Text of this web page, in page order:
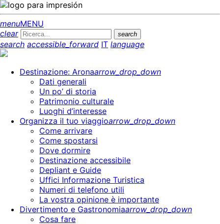
menuMENU
clear
search
search accessible_forward IT language
Destinazione: Aronaarrow_drop_down
Dati generali
Un po’ di storia
Patrimonio culturale
Luoghi d’interesse
Organizza il tuo viaggioarrow_drop_down
Come arrivare
Come spostarsi
Dove dormire
Destinazione accessibile
Depliant e Guide
Uffici Informazione Turistica
Numeri di telefono utili
La vostra opinione è importante
Divertimento e Gastronomiaarrow_drop_down
Cosa fare